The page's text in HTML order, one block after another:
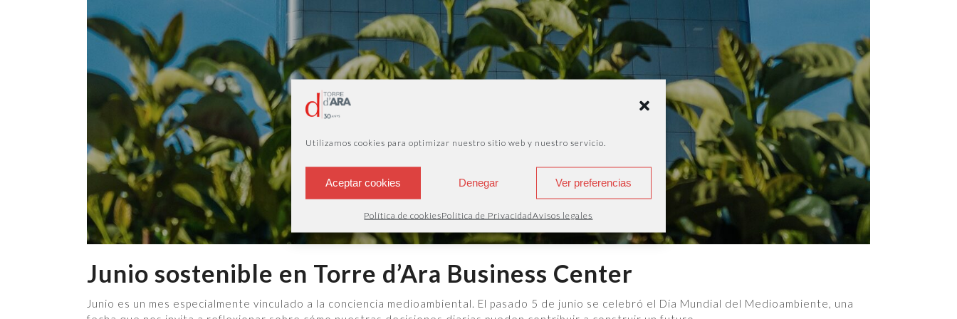
Utilizamos cookies para optimizar nuestro sitio web y nuestro servicio.
Aceptar cookies Denegar Ver preferencias
Política de cookiesPolítica de PrivacidadAvisos legales
Junio sostenible en Torre d’Ara Business Center
Junio es un mes especialmente vinculado a la conciencia medioambiental. El pasado 5 de junio se celebró el Día Mundial del Medioambiente, una